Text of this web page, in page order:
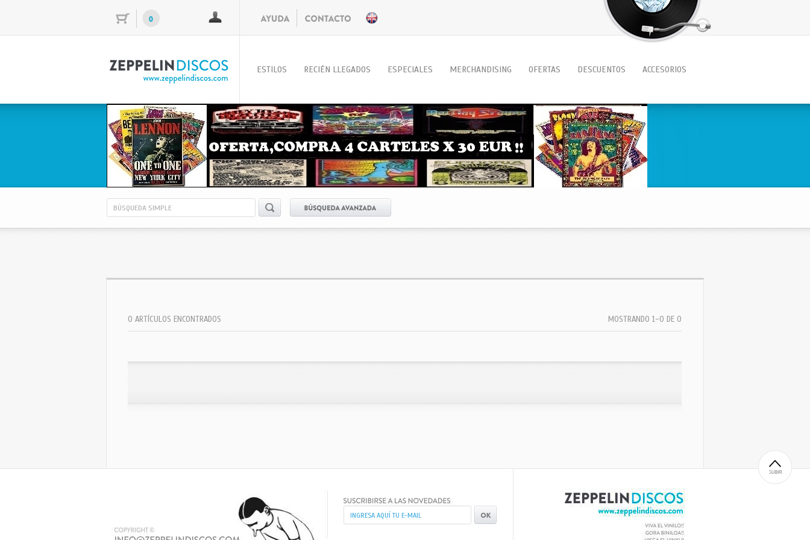
0
ESTILOS RECIÉN LLEGADOS ESPECIALES MERCHANDISING OFERTAS DESCUENTOS ACCESORIOS
0 ARTÍCULOS ENCONTRADOS MOSTRANDO 1-0 DE 0